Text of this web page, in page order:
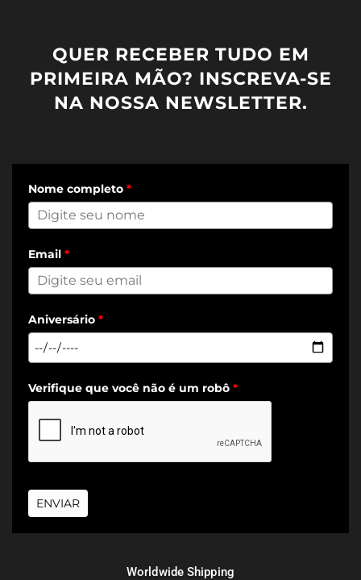
QUER RECEBER TUDO EM
PRIMEIRA MÃO? INSCREVA-SE
NA NOSSA NEWSLETTER.
Nome completo *
Email *
Aniversário *
Verifique que você não é um robô *
ENVIAR
Worldwide Shipping